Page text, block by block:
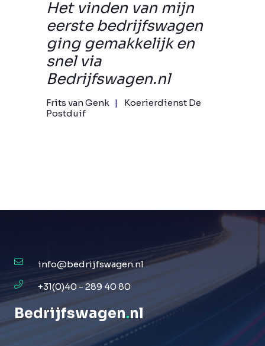
Het vinden van mijn
eerste bedrijfswagen
ging gemakkelijk en
snel via
Bedrijfswagen.nl
Frits van Genk
Koerierdienst De
Postduif
info@bedrijfswagen.nl
+31(0)40 - 289 40 80
Bedrijfswagen.nl